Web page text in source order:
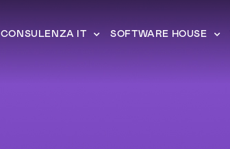
CONSULENZA IT SOFTWARE HOUSE